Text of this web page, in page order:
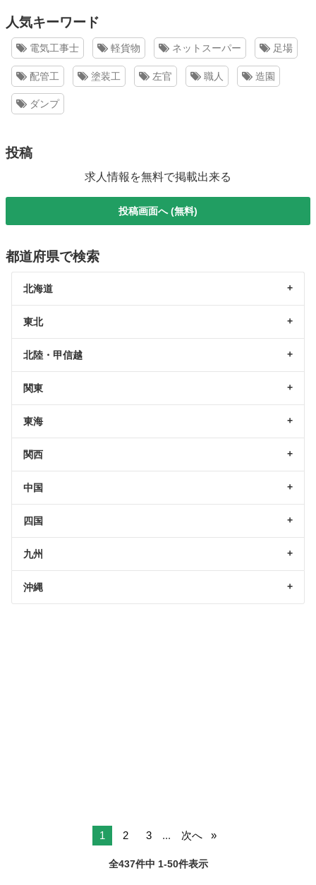
人気キーワード
電気工事士 軽貨物 ネットスーパー 足場
配管工 塗装工 左官 職人 造園
ダンプ
投稿
求人情報を無料で掲載出来る
投稿画面へ (無料)
都道府県で検索
北海道
東北
北陸・甲信越
関東
東海
関西
中国
四国
九州
沖縄
1 2 3 ... 次へ
全437件中 1-50件表示